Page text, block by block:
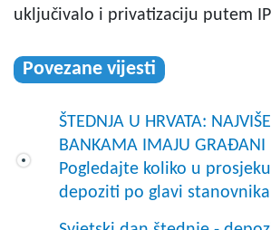
uključivalo i privatizaciju putem
Povezane vijesti
ŠTEDNJA U HRVATA:
BANKAMA IMAJU GRAĐANI
Pogledajte koliko u
depoziti po glavi stanovnika